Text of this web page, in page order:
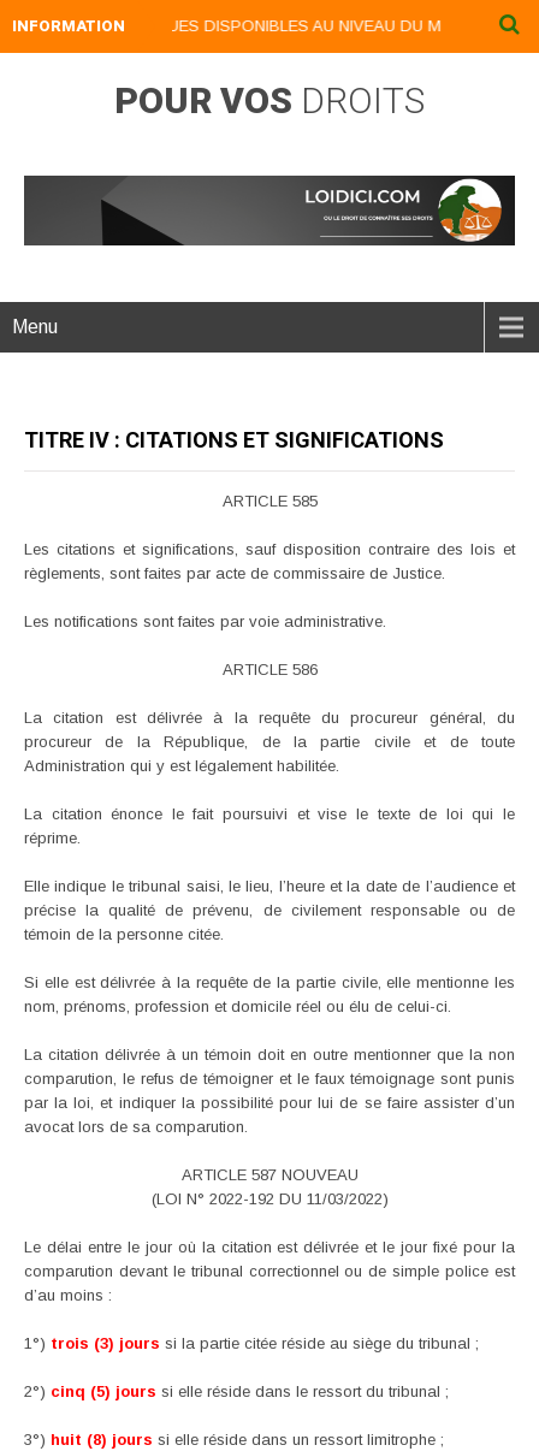
INFORMATION
LIVRES NUMERIQUES DISPONIBLES AU NIVEAU DU MENU ...NOS
POUR VOS DROITS
Menu
TITRE IV : CITATIONS ET SIGNIFICATIONS
ARTICLE 585
Les citations et significations, sauf disposition contraire des lois et
règlements, sont faites par acte de commissaire de Justice.
Les notifications sont faites par voie administrative.
ARTICLE 586
La citation est délivrée à la requête du procureur général, du
procureur de la République, de la partie civile et de toute
Administration qui y est légalement habilitée.
La citation énonce le fait poursuivi et vise le texte de loi qui le
réprime.
Elle indique le tribunal saisi, le lieu, l’heure et la date de l’audience et
précise la qualité de prévenu, de civilement responsable ou de
témoin de la personne citée.
Si elle est délivrée à la requête de la partie civile, elle mentionne les
nom, prénoms, profession et domicile réel ou élu de celui-ci.
La citation délivrée à un témoin doit en outre mentionner que la non
comparution, le refus de témoigner et le faux témoignage sont punis
par la loi, et indiquer la possibilité pour lui de se faire assister d’un
avocat lors de sa comparution.
ARTICLE 587 NOUVEAU
(LOI N° 2022-192 DU 11/03/2022)
Le délai entre le jour où la citation est délivrée et le jour fixé pour la
comparution devant le tribunal correctionnel ou de simple police est
d’au moins :
1°) trois (3) jours si la partie citée réside au siège du tribunal ;
2°) cinq (5) jours si elle réside dans le ressort du tribunal ;
3°) huit (8) jours si elle réside dans un ressort limitrophe ;